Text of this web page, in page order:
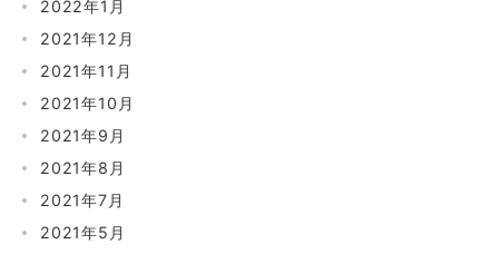
2022年1月
2021年12月
2021年11月
2021年10月
2021年9月
2021年8月
2021年7月
2021年5月